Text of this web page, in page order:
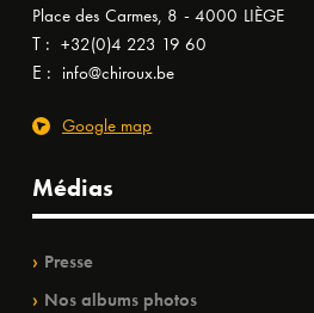
Place des Carmes, 8 - 4000 LIÈGE
T : +32(0)4 223 19 60
E : info@chiroux.be
Google map
Médias
Presse
Nos albums photos